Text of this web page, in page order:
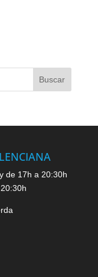
de 17h a 20:30h